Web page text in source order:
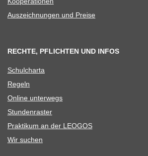
Aus­zeich­nun­gen und Preise
RECHTE, PFLICHTEN UND INFOS
Schul­charta
Regeln
Online unter­wegs
Stun­den­ras­ter
Prak­ti­kum an der LEOGOS
Wir suchen